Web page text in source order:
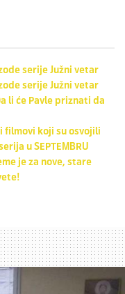
serije Južni vetar
serije Južni vetar
li će Pavle priznati da
filmovi koji su osvojili
u SEPTEMBRU
je za nove, stare